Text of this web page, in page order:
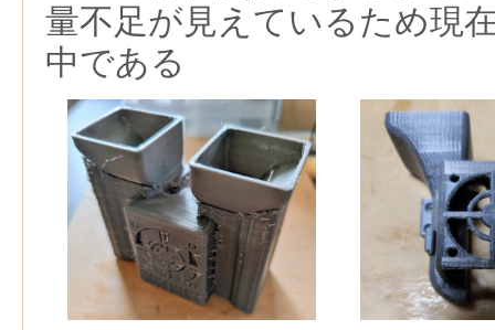
量不足が見えているため現
中である